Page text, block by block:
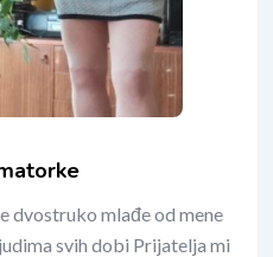
dvostruko mlađe od mene
svih dobi Prijatelja mi